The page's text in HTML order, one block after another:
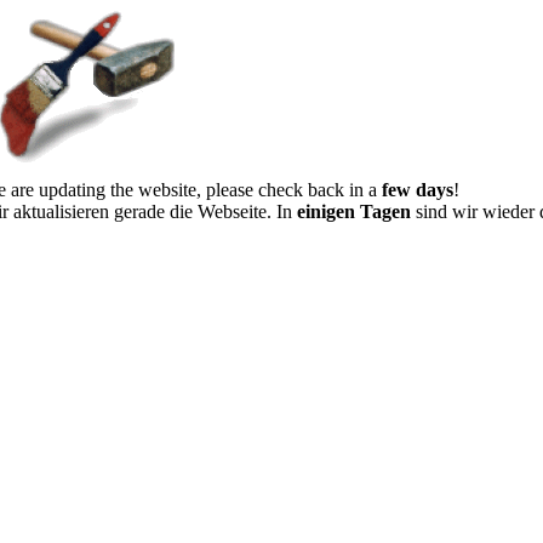
are updating the website, please check back in a few days!
aktualisieren gerade die Webseite. In einigen Tagen sind wir wieder